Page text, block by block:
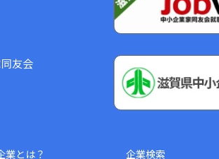
業とは？ 企業検索